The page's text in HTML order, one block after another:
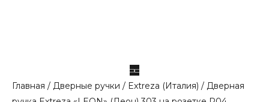
Главная / Дверные ручки / Extreza (Италия) / Дверная